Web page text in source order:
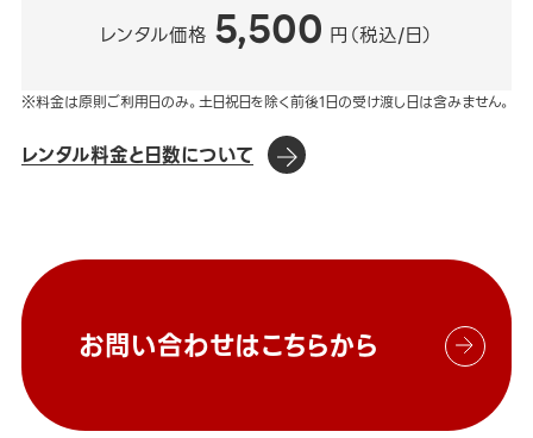
レンタル価格 5,500 円（税込/日）
※料金は原則ご利用日のみ。土日祝日を除く前後1日の受け渡し日は含みません。
レンタル料金と日数について
お問い合わせはこちらから